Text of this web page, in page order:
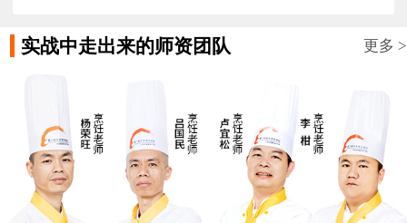
实战中走出来的师资团队 更多 >